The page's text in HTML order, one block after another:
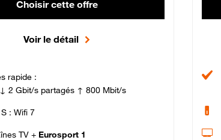
Choisir cette offre
Voir le détail
rapide :
2 Gbit/s partagés ↑ 800 Mbit/s
: Wifi 7
TV + Eurosport 1